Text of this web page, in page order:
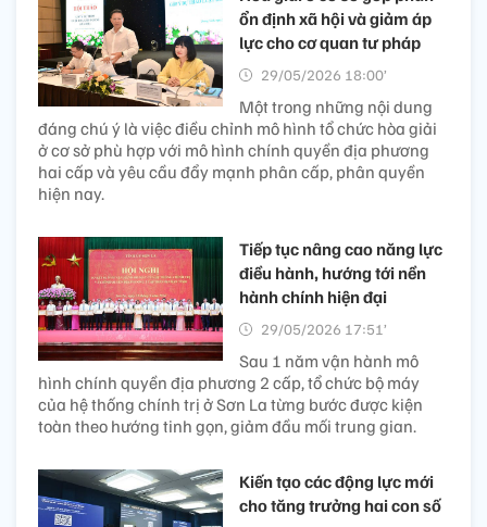
ổn định xã hội và giảm áp
lực cho cơ quan tư pháp
29/05/2026 18:00’
Một trong những nội dung
đáng chú ý là việc điều chỉnh mô hình tổ chức hòa giải
ở cơ sở phù hợp với mô hình chính quyền địa phương
hai cấp và yêu cầu đẩy mạnh phân cấp, phân quyền
hiện nay.
Tiếp tục nâng cao năng lực
điều hành, hướng tới nền
hành chính hiện đại
29/05/2026 17:51’
Sau 1 năm vận hành mô
hình chính quyền địa phương 2 cấp, tổ chức bộ máy
của hệ thống chính trị ở Sơn La từng bước được kiện
toàn theo hướng tinh gọn, giảm đầu mối trung gian.
Kiến tạo các động lực mới
cho tăng trưởng hai con số